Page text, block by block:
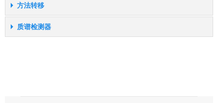
方法转移
方法转移
质谱检测器
行定性分析更多的、更可靠信息，不仅可用于已知物的定 性分